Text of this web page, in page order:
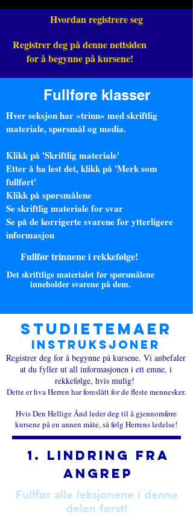
Hvordan registrere seg
Registrer deg på denne nettsiden
for å begynne på kursene!
Fullføre klasser
Hver seksjon har «trinn» med skriftlig
materiale, spørsmål og media.
Klikk på 'Skriftlig materiale'
Etter å ha lest det, klikk på 'Merk som
fullført'
Klikk på spørsmålene
Se skriftlig materiale for svar
Se på de korrigerte svarene for ytterligere
informasjon
Fullfør trinnene i rekkefølge!
Det skriftlige materialet før spørsmålene
inneholder svarene på dem.
Studietemaer
instruksjoner
Registrer deg for å begynne på kursene. Vi anbefaler
at du fyller ut all informasjonen i ett emne, i
rekkefølge, hvis mulig!
Dette er hva Herren har foreslått for de fleste mennesker.
Hvis Den Hellige Ånd leder deg til å gjennomføre
kursene på en annen måte, så følg Herrens ledelse!
1. Lindring fra
angrep
Fullfør alle leksjonene i denne
delen først!